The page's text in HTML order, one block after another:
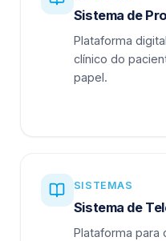
Sistema de
Plataforma
clínico do
papel.
SISTEMAS
Sistema de
Plataforma para